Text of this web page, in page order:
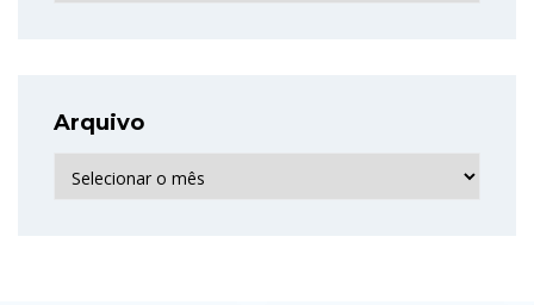
Arquivo
Arquivo